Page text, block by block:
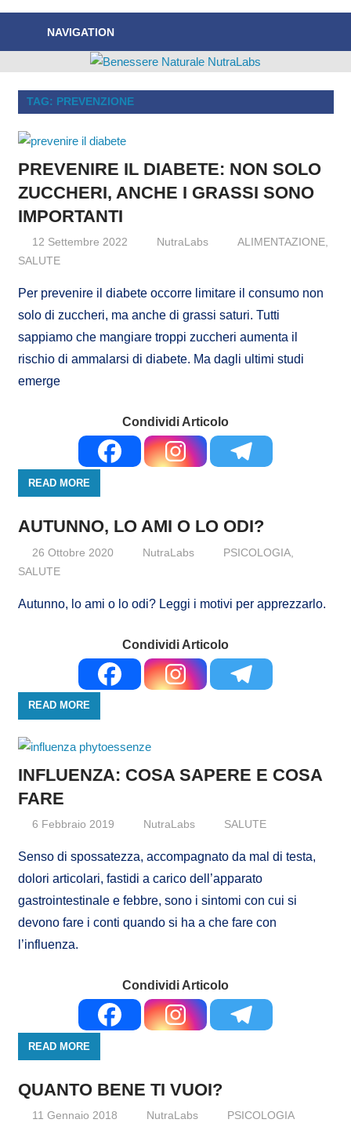
Naturale
NutraLabs
Nuove
sul
Benessere
Naturale!
NAVIGATION
TAG: PREVENZIONE
PREVENIRE IL DIABETE: NON SOLO
ZUCCHERI, ANCHE I GRASSI SONO
IMPORTANTI
12 Settembre 2022 NutraLabs ALIMENTAZIONE,
SALUTE
Per prevenire il diabete occorre limitare il consumo non
solo di zuccheri, ma anche di grassi saturi. Tutti
sappiamo che mangiare troppi zuccheri aumenta il
rischio di ammalarsi di diabete. Ma dagli ultimi studi
emerge
Condividi Articolo
READ MORE
AUTUNNO, LO AMI O LO ODI?
26 Ottobre 2020 NutraLabs PSICOLOGIA
SALUTE
Autunno, lo ami o lo odi? Leggi i motivi per apprezzarlo.
Condividi Articolo
READ MORE
INFLUENZA: COSA SAPERE E COSA
FARE
6 Febbraio 2019 NutraLabs SALUTE
Senso di spossatezza, accompagnato da mal di testa,
dolori articolari, fastidi a carico dell’apparato
gastrointestinale e febbre, sono i sintomi con cui si
devono fare i conti quando si ha a che fare con
l’influenza.
Condividi Articolo
READ MORE
QUANTO BENE TI VUOI?
11 Gennaio 2018 NutraLabs PSICOLOGIA